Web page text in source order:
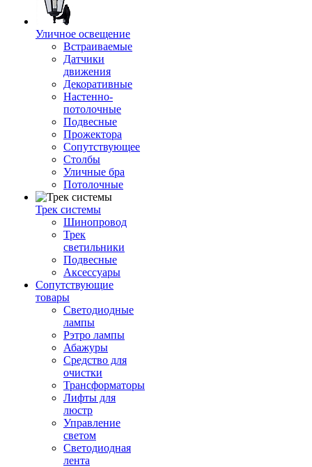
Уличное освещение
Встраиваемые
Датчики
движения
Декоративные
Настенно-
потолочные
Подвесные
Прожектора
Сопутствующее
Столбы
Уличные бра
Потолочные
Трек системы
Шинопровод
Трек
светильники
Подвесные
Аксессуары
Сопутствующие
товары
Светодиодные
лампы
Рэтро лампы
Абажуры
Средство для
очистки
Трансформаторы
Лифты для
люстр
Управление
светом
Светодиодная
лента